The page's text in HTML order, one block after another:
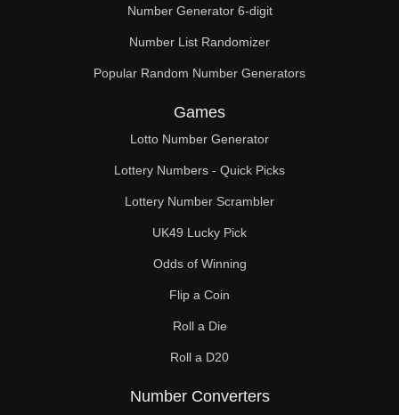
Number Generator 6-digit
Number List Randomizer
Popular Random Number Generators
Games
Lotto Number Generator
Lottery Numbers - Quick Picks
Lottery Number Scrambler
UK49 Lucky Pick
Odds of Winning
Flip a Coin
Roll a Die
Roll a D20
Number Converters